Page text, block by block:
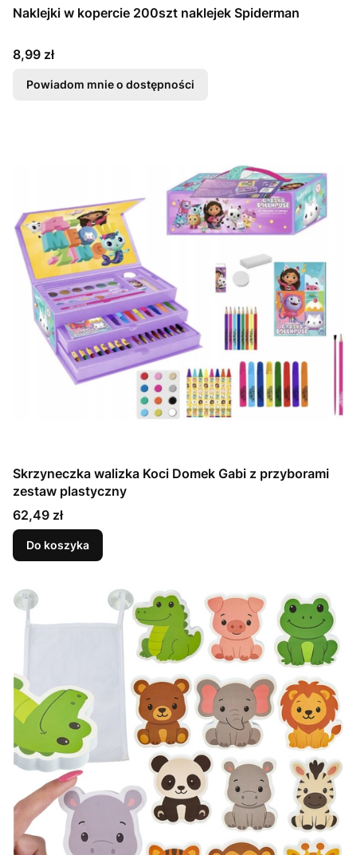
Naklejki w kopercie 200szt naklejek Spiderman
Cena
8,99 zł
Powiadom mnie o dostępności
Skrzyneczka walizka Koci Domek Gabi z przyborami
zestaw plastyczny
Cena
62,49 zł
Do koszyka